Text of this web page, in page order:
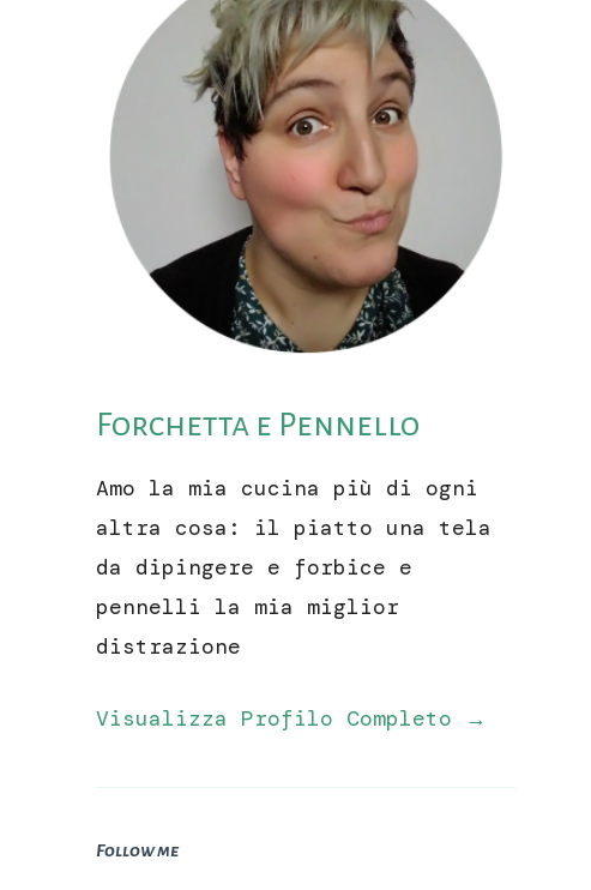
Forchetta e Pennello
Amo la mia cucina più di ogni
altra cosa: il piatto una tela
da dipingere e forbice e
pennelli la mia miglior
distrazione
Visualizza Profilo Completo →
Follow me